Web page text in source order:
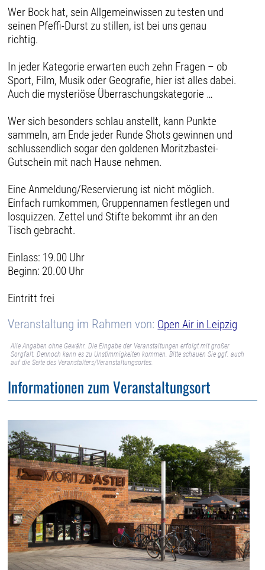
Wer Bock hat, sein Allgemeinwissen zu testen und
seinen Pfeffi-Durst zu stillen, ist bei uns genau
richtig.
In jeder Kategorie erwarten euch zehn Fragen – ob
Sport, Film, Musik oder Geografie, hier ist alles dabei.
Auch die mysteriöse Überraschungskategorie …
Wer sich besonders schlau anstellt, kann Punkte
sammeln, am Ende jeder Runde Shots gewinnen und
schlussendlich sogar den goldenen Moritzbastei-
Gutschein mit nach Hause nehmen.
Eine Anmeldung/Reservierung ist nicht möglich.
Einfach rumkommen, Gruppennamen festlegen und
losquizzen. Zettel und Stifte bekommt ihr an den
Tisch gebracht.
Einlass: 19.00 Uhr
Beginn: 20.00 Uhr
Eintritt frei
Veranstaltung im Rahmen von: Open Air in Leipzig
Alle Angaben ohne Gewähr. Die Eingabe der Veranstaltungen erfolgt mit großer
Sorgfalt. Dennoch kann es zu Unstimmigkeiten kommen. Bitte schauen Sie ggf. auch
auf die Seite des Veranstalters/Veranstaltungsortes.
Informationen zum Veranstaltungsort